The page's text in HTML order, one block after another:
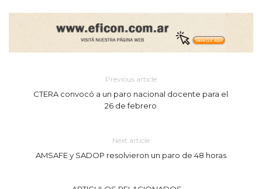
Previous article
CTERA convocó a un paro nacional docente para el
26 de febrero
Next article
AMSAFE y SADOP resolvieron un paro de 48 horas